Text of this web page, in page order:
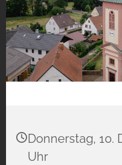
Donnerstag, 10.
Uhr